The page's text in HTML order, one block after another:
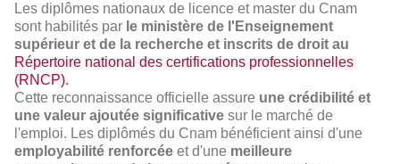
Les diplômes nationaux de licence et master du Cnam
sont habilités par le ministère de l'Enseignement
supérieur et de la recherche et inscrits de droit au
Répertoire national des certifications professionnelles
(RNCP).
Cette reconnaissance officielle assure une crédibilité et
une valeur ajoutée significative sur le marché de
l'emploi. Les diplômés du Cnam bénéficient ainsi d'une
employabilité renforcée et d'une meilleure